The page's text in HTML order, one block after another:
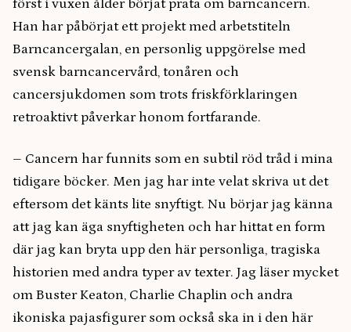
först i vuxen ålder börjat prata om barncancern.
Han har påbörjat ett projekt med arbetstiteln
Barncancergalan, en personlig uppgörelse med
svensk barncancervård, tonåren och
cancersjukdomen som trots friskförklaringen
retroaktivt påverkar honom fortfarande.
– Cancern har funnits som en subtil röd tråd i mina
tidigare böcker. Men jag har inte velat skriva ut det
eftersom det känts lite snyftigt. Nu börjar jag känna
att jag kan äga snyftigheten och har hittat en form
där jag kan bryta upp den här personliga, tragiska
historien med andra typer av texter. Jag läser mycket
om Buster Keaton, Charlie Chaplin och andra
ikoniska pajasfigurer som också ska in i den här